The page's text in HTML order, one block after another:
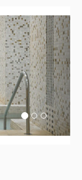
Next